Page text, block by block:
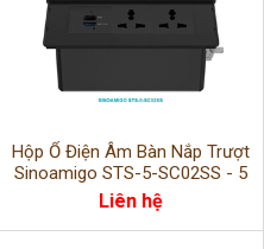
Hộp Ổ Điện Âm Bàn Nắp Trượt
Sinoamigo STS-5-SC02SS - 5
Modules, Nhôm Cao Cấp, Chính
Liên hệ